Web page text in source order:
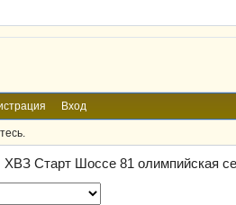
Вход
ХВЗ Старт Шоссе 81 олимпийская